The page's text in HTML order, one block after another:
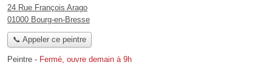
24 Rue François Arago
01000 Bourg-en-Bresse
📞 Appeler ce peintre
Peintre - Fermé, ouvre demain à 9h